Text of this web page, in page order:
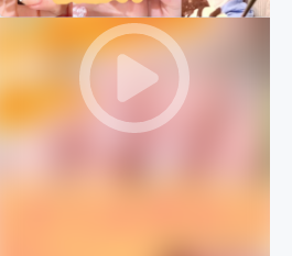
ビジネス・起業
まちづくり・地域活性化